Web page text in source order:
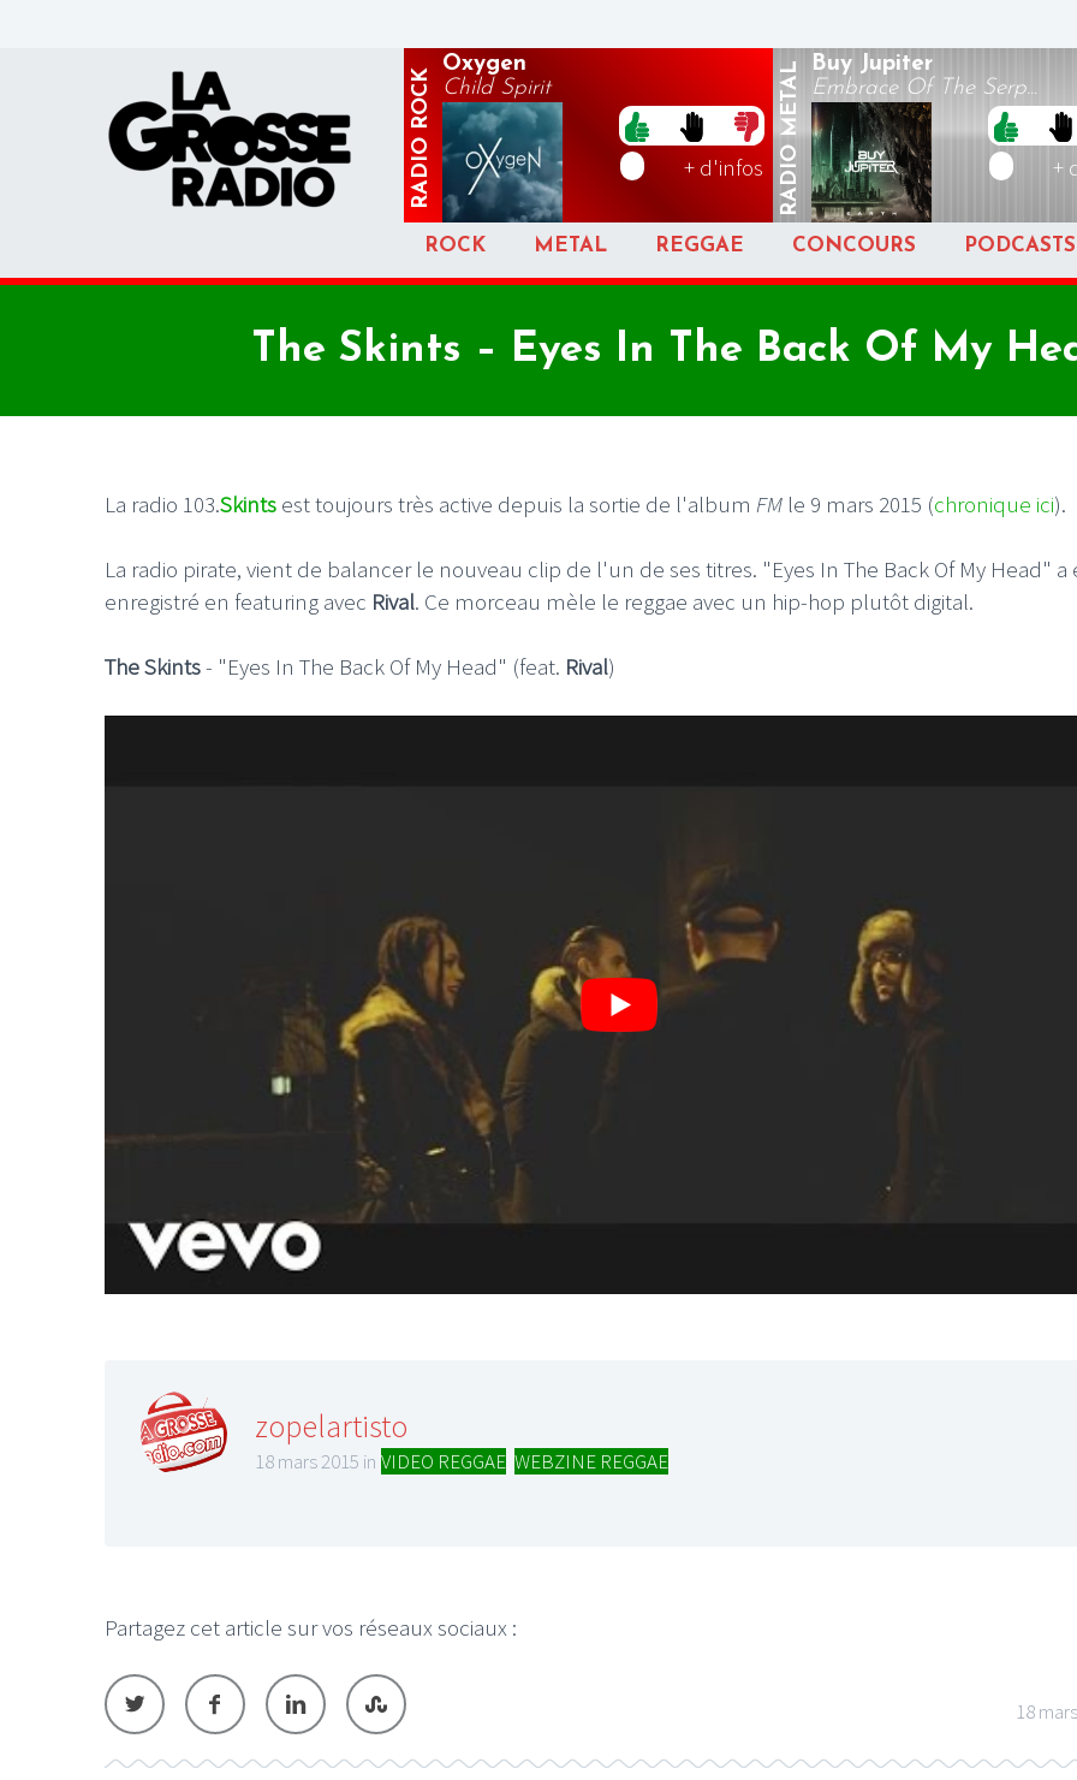
RADIO
ROCK
Oxygen
Child Spirit
+ d'infos RADIO
METAL Buy Jupiter
Embrace Of The Serp...
+
ROCK METAL REGGAE CONCOURS PODCASTS
The Skints – Eyes In The Back Of My
La radio 103.Skints est toujours très active depuis la sortie de l'album FM le 9 mars 2015 (chronique ici).
La radio pirate, vient de balancer le nouveau clip de l'un de ses titres. "Eyes In The Back Of My Head" a
enregistré en featuring avec Rival. Ce morceau mèle le reggae avec un hip-hop plutôt digital.
The Skints- "Eyes In The Back Of My Head" (feat. Rival)
zopelartisto
18 mars 2015 in VIDEO REGGAE WEBZINE REGGAE
Partagez cet article sur vos réseaux sociaux :
18